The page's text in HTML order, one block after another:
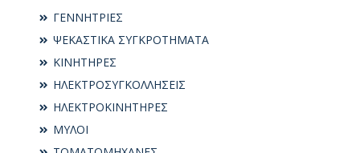
ΓΕΝΝΗΤΡΙΕΣ
ΨΕΚΑΣΤΙΚΑ ΣΥΓΚΡΟΤΗΜΑΤΑ
ΚΙΝΗΤΗΡΕΣ
ΗΛΕΚΤΡΟΣΥΓKΟΛΛΗΣΕΙΣ
ΗΛΕΚΤΡΟΚΙΝΗΤΗΡΕΣ
ΜΥΛΟΙ